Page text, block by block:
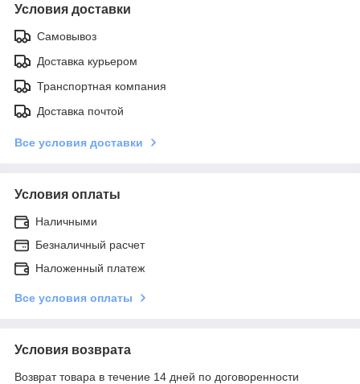
Условия доставки
Самовывоз
Доставка курьером
Транспортная компания
Доставка почтой
Все условия доставки
Условия оплаты
Наличными
Безналичный расчет
Наложенный платеж
Все условия оплаты
Условия возврата
Возврат товара в течение 14 дней по договоренности